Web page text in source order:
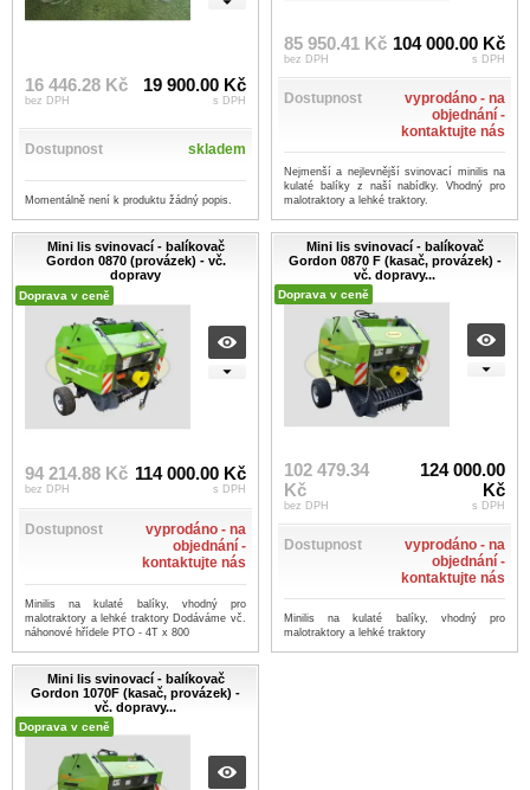
16 446.28 Kč
bez DPH
19 900.00 Kč
s DPH
Dostupnost skladem
Momentálně není k produktu žádný popis.
85 950.41 Kč
bez DPH
104 000.00 Kč
s DPH
Dostupnost
vyprodáno - na
objednání -
kontaktujte nás
Nejmenší a nejlevnější svinovací minilis na
kulaté balíky z naší nabídky. Vhodný pro
malotraktory a lehké traktory.
Mini lis svinovací - balíkovač
Gordon 0870 (provázek) - vč.
dopravy
Doprava v ceně
94 214.88 Kč
bez DPH
114 000.00 Kč
s DPH
Dostupnost
vyprodáno - na
objednání -
kontaktujte nás
Minilis na kulaté balíky, vhodný pro
malotraktory a lehké traktory Dodáváme vč.
náhonové hřídele PTO - 4T x 800
Mini lis svinovací - balíkovač
Gordon 0870 F (kasač, provázek) -
vč. dopravy...
Doprava v ceně
102 479.34
Kč
bez DPH
124 000.00
Kč
s DPH
Dostupnost
vyprodáno - na
objednání -
kontaktujte nás
Minilis na kulaté balíky, vhodný pro
malotraktory a lehké traktory
Mini lis svinovací - balíkovač
Gordon 1070F (kasač, provázek) -
vč. dopravy...
Doprava v ceně